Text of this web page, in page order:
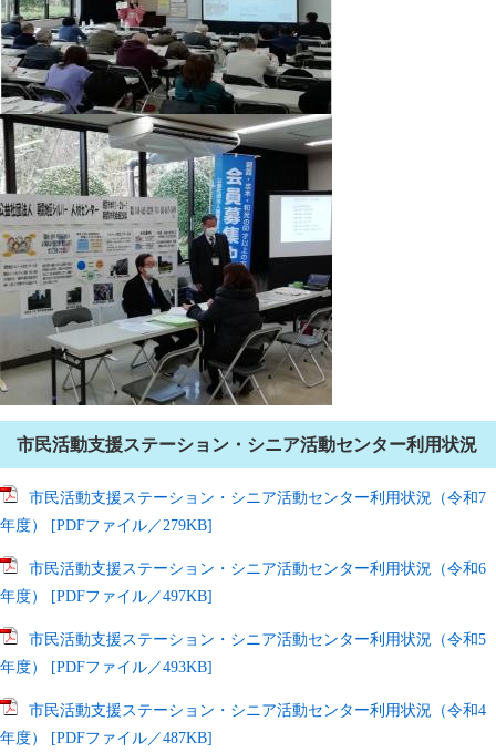
市民活動支援ステーション・シニア活動センター利用状況
市民活動支援ステーション・シニア活動センター利用状況（令和7
年度） [PDFファイル／279KB]
市民活動支援ステーション・シニア活動センター利用状況（令和6
年度） [PDFファイル／497KB]
市民活動支援ステーション・シニア活動センター利用状況（令和5
年度） [PDFファイル／493KB]
市民活動支援ステーション・シニア活動センター利用状況（令和4
年度） [PDFファイル／487KB]